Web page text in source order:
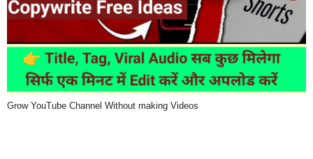
Grow YouTube Channel Without making Videos